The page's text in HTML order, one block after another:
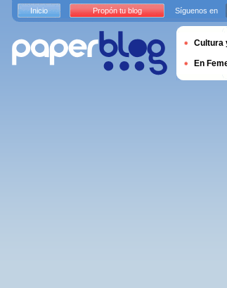
Inicio Propón tu blog Síguenos en
Cultura
En